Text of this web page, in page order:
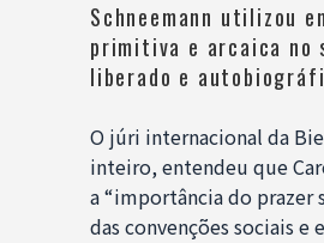
Schneemann utilizou
primitiva e arcaica no
liberado e
O júri internacional da
inteiro, entendeu que
a “importância do prazer
das convenções sociais e